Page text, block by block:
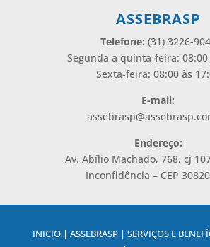
ASSEBRASP
Telefone: (31) 3226-
Segunda a quinta-feira: 08:00
Sexta-feira: 08:00 às
E-mail:
Endereço:
Av. Abílio Machado, 768, cj
Inconfidência – CEP
INICIO | ASSEBRASP | SERVIÇOS E